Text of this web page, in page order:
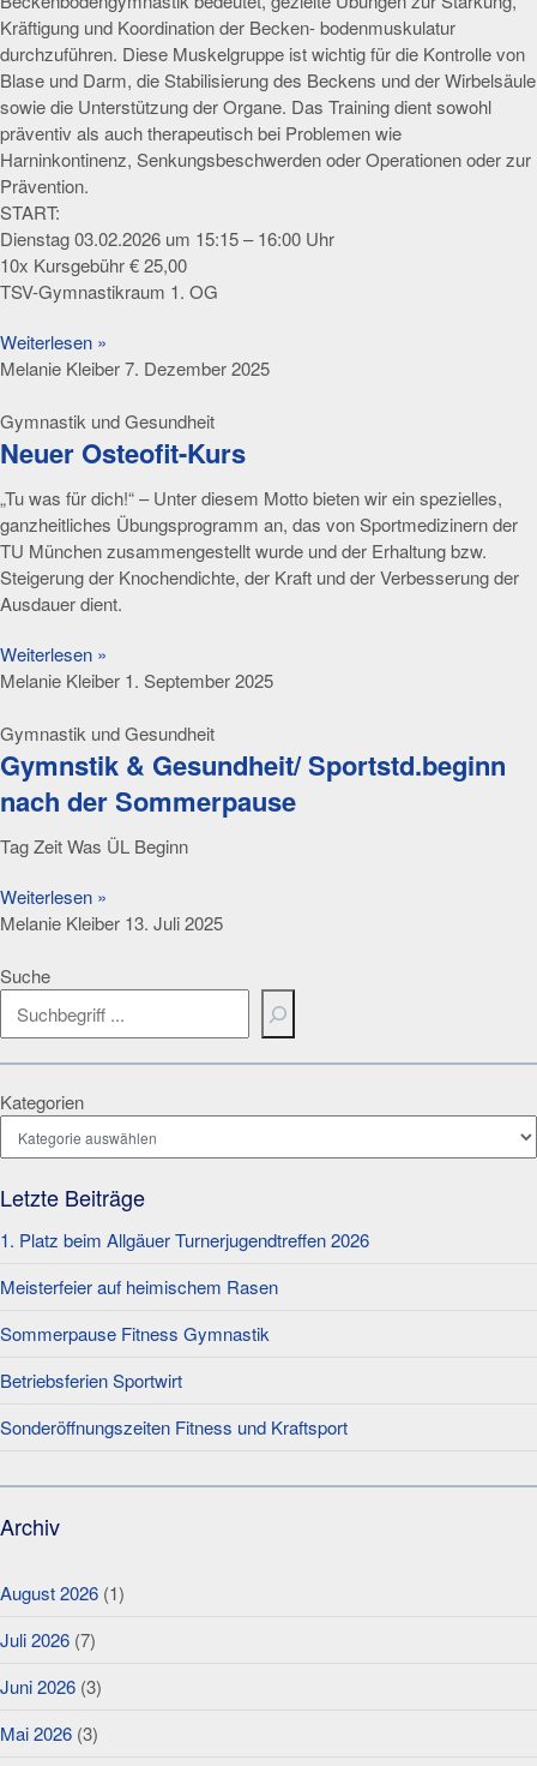
Kräftigung und Koordination der Becken- bodenmuskulatur
durchzuführen. Diese Muskelgruppe ist wichtig für die Kontrolle von
Blase und Darm, die Stabilisierung des Beckens und der Wirbelsäule
sowie die Unterstützung der Organe. Das Training dient sowohl
präventiv als auch therapeutisch bei Problemen wie
Harninkontinenz, Senkungsbeschwerden oder Operationen oder zur
Prävention.
START:
Dienstag 03.02.2026 um 15:15 – 16:00 Uhr
10x Kursgebühr € 25,00
TSV-Gymnastikraum 1. OG
Weiterlesen »
Melanie Kleiber7. Dezember 2025
Gymnastik und Gesundheit
Neuer Osteofit-Kurs
„Tu was für dich!“ – Unter diesem Motto bieten wir ein spezielles,
ganzheitliches Übungsprogramm an, das von Sportmedizinern der
TU München zusammengestellt wurde und der Erhaltung bzw.
Steigerung der Knochendichte, der Kraft und der Verbesserung der
Ausdauer dient.
Weiterlesen »
Melanie Kleiber 1. September 2025
Gymnastik und Gesundheit
Gymnstik & Gesundheit/ Sportstd.beginn
nach der Sommerpause
Tag Zeit Was ÜL Beginn
Weiterlesen »
Melanie Kleiber 13. Juli 2025
Suche
Kategorien
Letzte Beiträge
1. Platz beim Allgäuer Turnerjugendtreffen 2026
Meisterfeier auf heimischem Rasen
Sommerpause Fitness Gymnastik
Betriebsferien Sportwirt
Sonderöffnungszeiten Fitness und Kraftsport
Archiv
August 2026 (1)
Juli 2026 (7)
Juni 2026 (3)
Mai 2026 (3)